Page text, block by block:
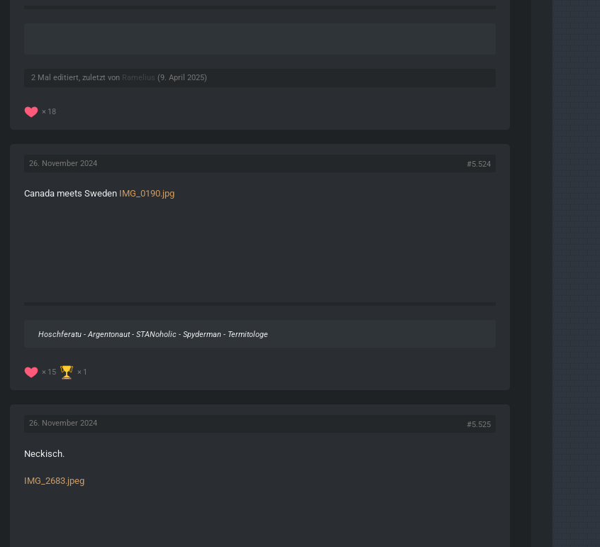
2 Mal editiert, zuletzt von Ramelius (9. April 2025)
18
26. November 2024 #5.524
Canada meets Sweden IMG_0190.jpg
Hoschferatu - Argentonaut - STANoholic - Spyderman - Termitologe
15 1
26. November 2024 #5.525
Neckisch.
IMG_2683.jpeg